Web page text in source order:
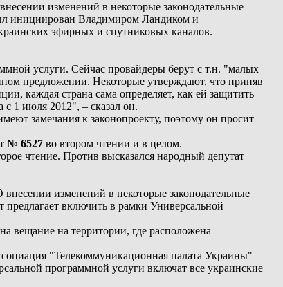
изменений в некоторые законодательные
инициирован Владимиром Ландиком и
эфирных и спутниковых каналов.
услуги. Сейчас провайдеры берут с т.н. "малых
предложении. Некоторые утверждают, что приняв
каждая страна сама определяет, как ей защитить
с 1 июля 2012", – сказал он.
замечания к законопроекту, поэтому он просит
№ 6527 во втором чтении и в целом.
чтение. Против высказался народный депутат
внесении изменений в некоторые законодательные
включить в рамки Универсальной
вещание на территории, где расположена
"Телекоммуникационная палата Украины"
программной услуги включат все украинские